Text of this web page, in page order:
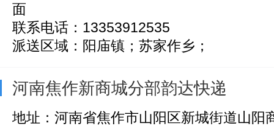
面
联系电话：13353912535
派送区域：阳庙镇；苏家作乡；
河南焦作新商城分部韵达快递
地址：河南省焦作市山阳区新城街道山阳